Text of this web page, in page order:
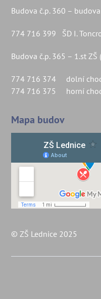
Budova č.p. 360 –
774 716 399 ŠD I.
Budova č.p. 365 – 1.st ZŠ
774 716 374 dolní
774 716 375 horní
Mapa budov
© ZŠ Lednice 2025